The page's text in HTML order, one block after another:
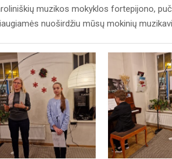
muzikos mokyklos fortepijono,
nuoširdžiu mūsų mokinių